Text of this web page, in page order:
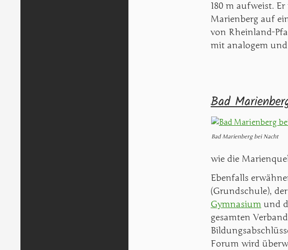
180 m aufweist.
Marienberg auf
von Rheinland-
mit analogem
Bad
Bad Marienberg bei Nacht
wie die
Ebenfalls
(Grundschule), der
Gymnasium und
gesamten
Forum wird